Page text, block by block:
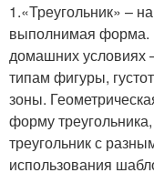
1.«Треугольник» –
выполнимая форма.
домашних условиях
типам фигуры,
зоны.
форму
треугольник с
использования